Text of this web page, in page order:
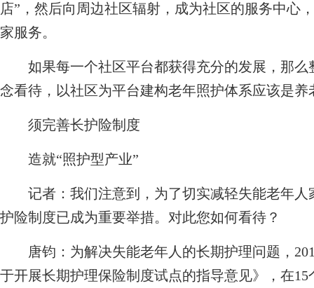
店”，然后向周边社区辐射，成为社区的服务中心
家服务。
如果每一个社区平台都获得充分的发展，那么
念看待，以社区为平台建构老年照护体系应该是
须完善长护险制度
造就“照护型产业”
记者： 我们注意到，为了切实减轻失能老年
护险制度已成为重要举措。对此您如何看待？
唐钧： 为解决失能老年人的长期护理问题，
于开展长期护理保险制度试点的指导意见》，在